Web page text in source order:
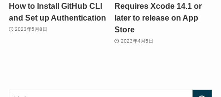
How to Install GitHub CLI
and Set up Authentication
2023年5月8日
Requires Xcode 14.1 or
later to release on App
Store
2023年4月5日